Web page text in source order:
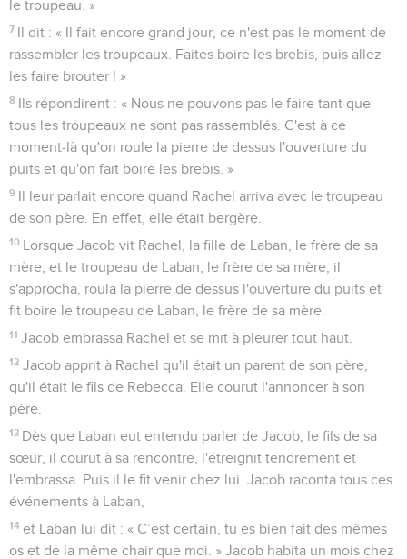
le troupeau. »
7 Il dit : « Il fait encore grand jour, ce n'est pas le moment de
rassembler les troupeaux. Faites boire les brebis, puis allez
les faire brouter ! »
8 Ils répondirent : « Nous ne pouvons pas le faire tant que
tous les troupeaux ne sont pas rassemblés. C'est à ce
moment-là qu'on roule la pierre de dessus l'ouverture du
puits et qu'on fait boire les brebis. »
9 Il leur parlait encore quand Rachel arriva avec le troupeau
de son père. En effet, elle était bergère.
10 Lorsque Jacob vit Rachel, la fille de Laban, le frère de sa
mère, et le troupeau de Laban, le frère de sa mère, il
s'approcha, roula la pierre de dessus l'ouverture du puits et
fit boire le troupeau de Laban, le frère de sa mère.
11 Jacob embrassa Rachel et se mit à pleurer tout haut.
12 Jacob apprit à Rachel qu'il était un parent de son père,
qu'il était le fils de Rebecca. Elle courut l'annoncer à son
père.
13 Dès que Laban eut entendu parler de Jacob, le fils de sa
sœur, il courut à sa rencontre, l'étreignit tendrement et
l'embrassa. Puis il le fit venir chez lui. Jacob raconta tous ces
événements à Laban,
14 et Laban lui dit : « C’est certain, tu es bien fait des mêmes
os et de la même chair que moi. » Jacob habita un mois chez